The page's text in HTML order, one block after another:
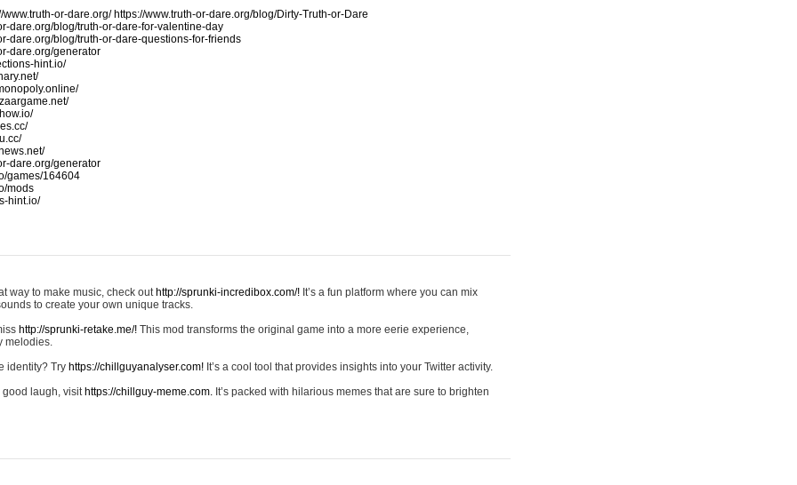
www.truth-or-dare.org/ https://www.truth-or-dare.org/blog/Dirty-Truth-or-Dare
dare.org/blog/truth-or-dare-for-valentine-day
dare.org/blog/truth-or-dare-questions-for-friends
dare.org/generator
hint.io/
dare.org/generator
games/164604
mods
hint.io/
way to make music, check out http://sprunki-incredibox.com/! It’s a fun platform where you can mix
to create your own unique tracks.
http://sprunki-retake.me/! This mod transforms the original game into a more eerie experience,
melodies.
identity? Try https://chillguyanalyser.com! It’s a cool tool that provides insights into your Twitter activity.
good laugh, visit https://chillguy-meme.com. It’s packed with hilarious memes that are sure to brighten